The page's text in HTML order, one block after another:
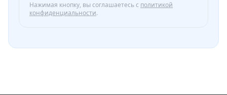
Нажимая кнопку, вы соглашаетесь с политикой
конфиденциальности.